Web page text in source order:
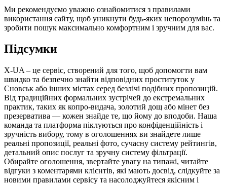
Ми рекомендуємо уважно ознайомитися з правилами
використання сайту, щоб уникнути будь-яких непорозумінь та
зробити пошук максимально комфортним і зручним для вас.
Підсумки
X-UA – це сервіс, створений для того, щоб допомогти вам
швидко та безпечно знайти відповідних проституток у
Сновськ або інших містах серед безлічі подібних пропозицій.
Від традиційних формальних зустрічей до екстремальних
практик, таких як копро-видача, золотий дощ або мінет без
презерватива — кожен знайде те, що йому до вподоби. Наша
команда та платформа піклуються про конфіденційність і
зручність вибору, тому в оголошеннях ви знайдете лише
реальні пропозиції, реальні фото, сучасну систему рейтингів,
детальний опис послуг та зручну систему фільтрації.
Обирайте оголошення, звертайте увагу на типажі, читайте
відгуки з коментарями клієнтів, які мають досвід, слідкуйте за
новими правилами сервісу та насолоджуйтеся якісним і